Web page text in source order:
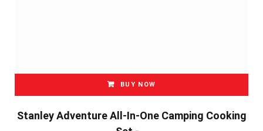
BUY NOW
Stanley Adventure All-In-One Camping Cooking